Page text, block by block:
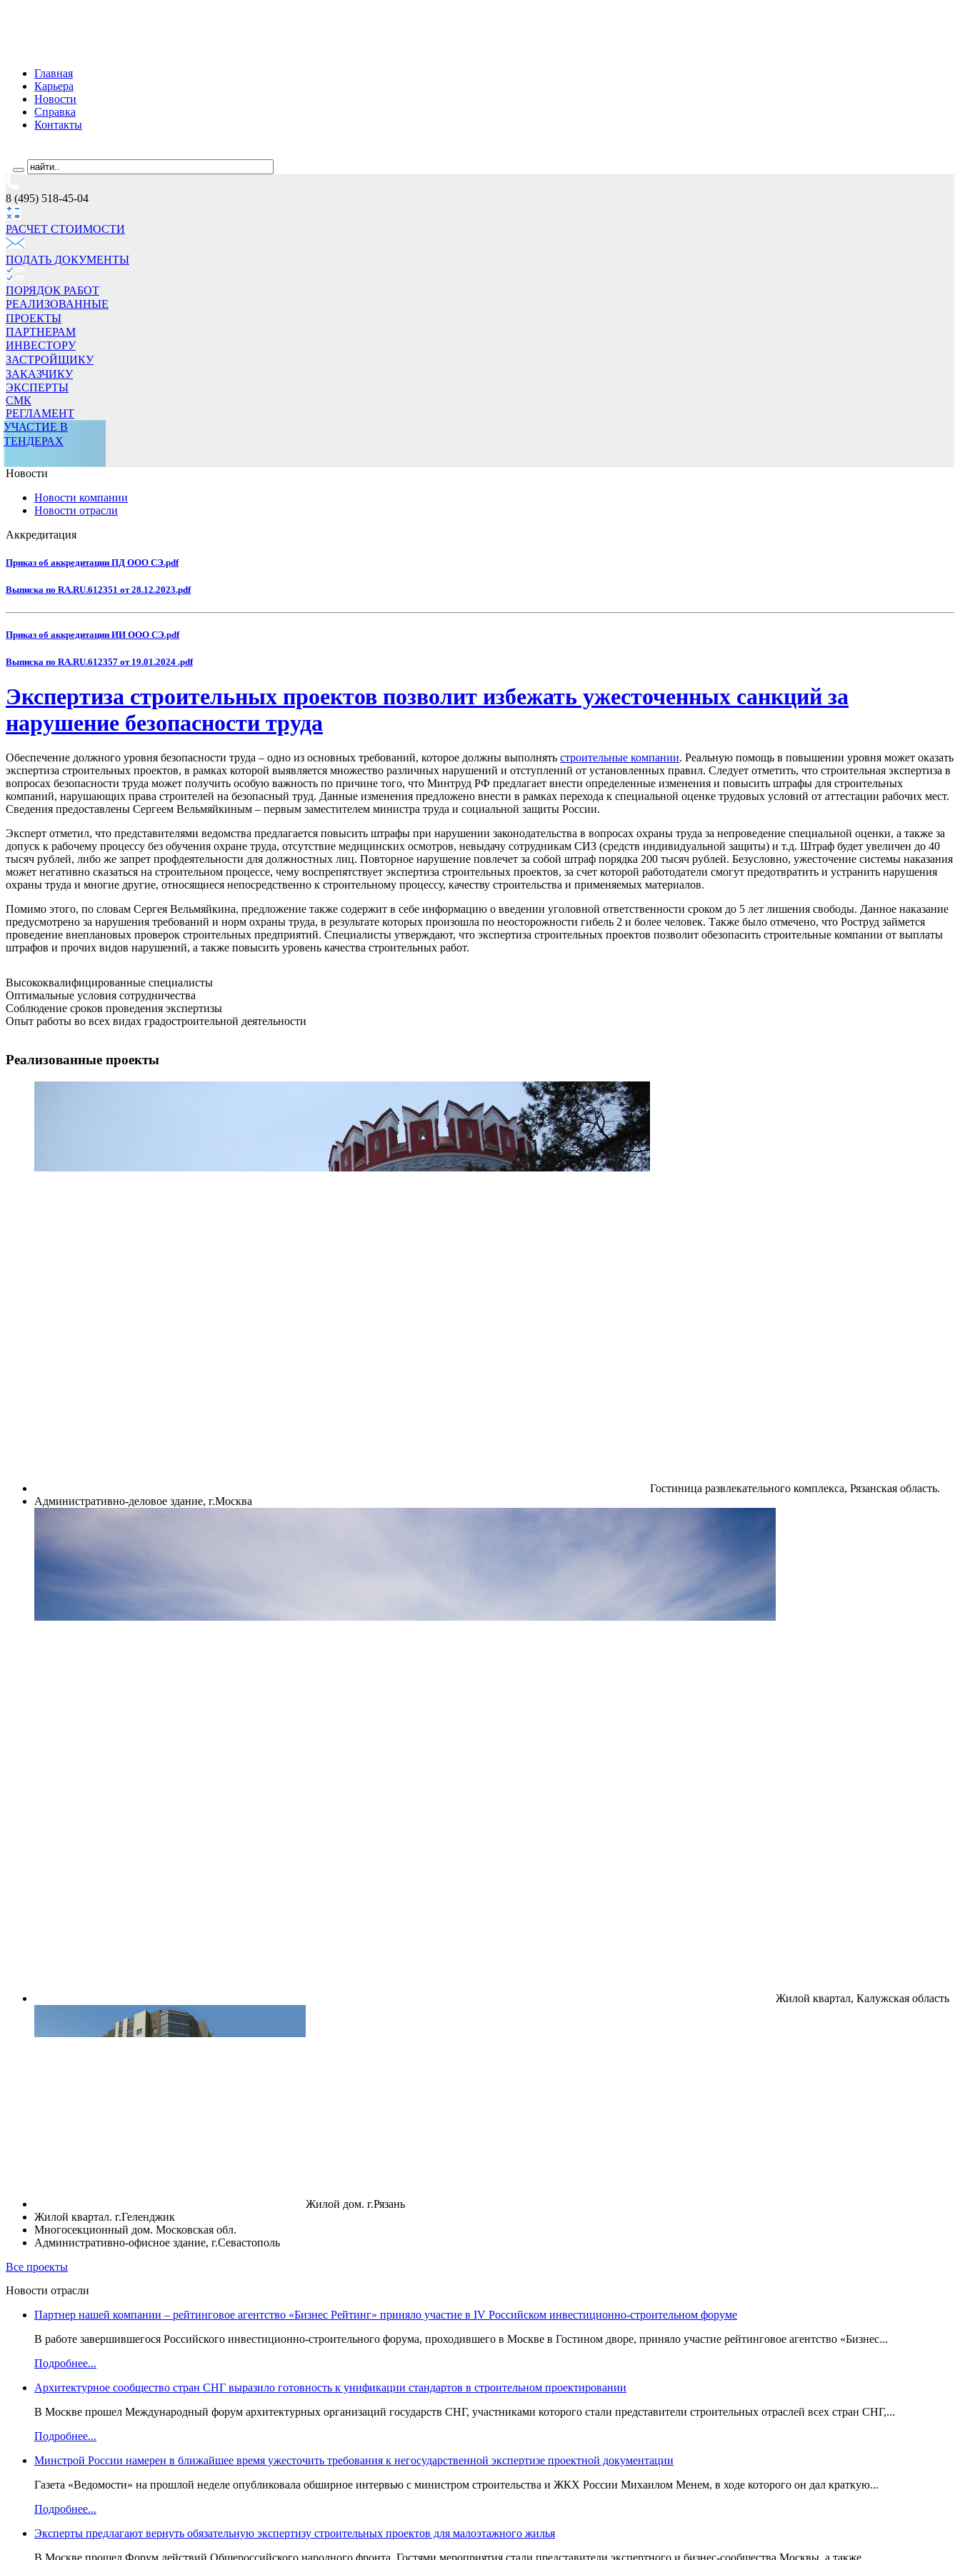
Главная
Карьера
Новости
Справка
Контакты
8 (495) 518-45-04
РАСЧЕТ СТОИМОCТИ
ПОДАТЬ ДОКУМЕНТЫ
ПОРЯДОК РАБОТ
РЕАЛИЗОВАННЫЕ
ПРОЕКТЫ
ПАРТНЕРАМ
ИНВЕСТОРУ
ЗАСТРОЙЩИКУ
ЗАКАЗЧИКУ
ЭКСПЕРТЫ
СМК
РЕГЛАМЕНТ
УЧАСТИЕ В
ТЕНДЕРАХ
Новости
Новости компании
Новости отрасли
Аккредитация
Приказ об аккредитации ПД ООО СЭ.pdf
Выписка по RA.RU.612351 от 28.12.2023.pdf
Приказ об аккредитации ИИ ООО СЭ.pdf
Выписка по RA.RU.612357 от 19.01.2024 .pdf
Экспертиза строительных проектов позволит избежать ужесточенных санкций за
нарушение безопасности труда
Обеспечение должного уровня безопасности труда – одно из основных требований, которое должны выполнять строительные компании. Реальную помощь в повышении уровня может оказать
экспертиза строительных проектов, в рамках которой выявляется множество различных нарушений и отступлений от установленных правил. Следует отметить, что строительная экспертиза в
вопросах безопасности труда может получить особую важность по причине того, что Минтруд РФ предлагает внести определенные изменения и повысить штрафы для строительных
компаний, нарушающих права строителей на безопасный труд. Данные изменения предложено внести в рамках перехода к специальной оценке трудовых условий от аттестации рабочих мест.
Сведения предоставлены Сергеем Вельмяйкиным – первым заместителем министра труда и социальной защиты России.
Эксперт отметил, что представителями ведомства предлагается повысить штрафы при нарушении законодательства в вопросах охраны труда за непроведение специальной оценки, а также за
допуск к рабочему процессу без обучения охране труда, отсутствие медицинских осмотров, невыдачу сотрудникам СИЗ (средств индивидуальной защиты) и т.д. Штраф будет увеличен до 40
тысяч рублей, либо же запрет профдеятельности для должностных лиц. Повторное нарушение повлечет за собой штраф порядка 200 тысяч рублей. Безусловно, ужесточение системы наказания
может негативно сказаться на строительном процессе, чему воспрепятствует экспертиза строительных проектов, за счет которой работодатели смогут предотвратить и устранить нарушения
охраны труда и многие другие, относящиеся непосредственно к строительному процессу, качеству строительства и применяемых материалов.
Помимо этого, по словам Сергея Вельмяйкина, предложение также содержит в себе информацию о введении уголовной ответственности сроком до 5 лет лишения свободы. Данное наказание
предусмотрено за нарушения требований и норм охраны труда, в результате которых произошла по неосторожности гибель 2 и более человек. Также было отмечено, что Роструд займется
проведение внеплановых проверок строительных предприятий. Специалисты утверждают, что экспертиза строительных проектов позволит обезопасить строительные компании от выплаты
штрафов и прочих видов нарушений, а также повысить уровень качества строительных работ.
Высококвалифицированные специалисты
Оптимальные условия сотрудничества
Соблюдение сроков проведения экспертизы
Опыт работы во всех видах градостроительной деятельности
Реализованные проекты
Гостиница развлекательного комплекса, Рязанская область.
Административно-деловое здание, г.Москва
Жилой квартал, Калужская область
Жилой дом. г.Рязань
Жилой квартал. г.Геленджик
Многосекционный дом. Московская обл.
Административно-офисное здание, г.Севастополь
Все проекты
Новости отрасли
Партнер нашей компании – рейтинговое агентство «Бизнес Рейтинг» приняло участие в IV Российском инвестиционно-строительном форуме
В работе завершившегося Российского инвестиционно-строительного форума, проходившего в Москве в Гостином дворе, приняло участие рейтинговое агентство «Бизнес...
Подробнее...
Архитектурное сообщество стран СНГ выразило готовность к унификации стандартов в строительном проектировании
В Москве прошел Международный форум архитектурных организаций государств СНГ, участниками которого стали представители строительных отраслей всех стран СНГ,...
Подробнее...
Минстрой России намерен в ближайшее время ужесточить требования к негосударственной экспертизе проектной документации
Газета «Ведомости» на прошлой неделе опубликовала обширное интервью с министром строительства и ЖКХ России Михаилом Менем, в ходе которого он дал краткую...
Подробнее...
Эксперты предлагают вернуть обязательную экспертизу строительных проектов для малоэтажного жилья
В Москве прошел Форум действий Общероссийского народного фронта. Гостями мероприятия стали представители экспертного и бизнес-сообщества Москвы, а также...